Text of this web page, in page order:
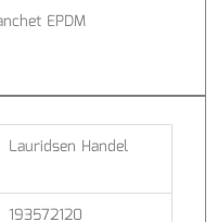
EPDM
Lauridsen Handel
193572120